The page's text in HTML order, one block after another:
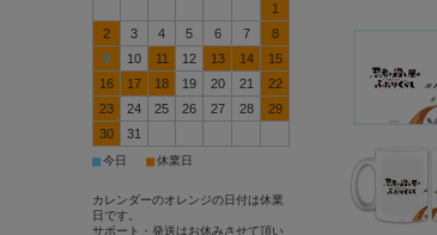
1
2
3 4 5 6 7
8
9
10 11 12 13 14
15
16
17 18 19 20 21
22
23
24 25 26 27 28
29
30
31
■今日 ■休業日
カレンダーのオレンジの日付は休業
日です。
サポート・発送はお休みさせて頂い